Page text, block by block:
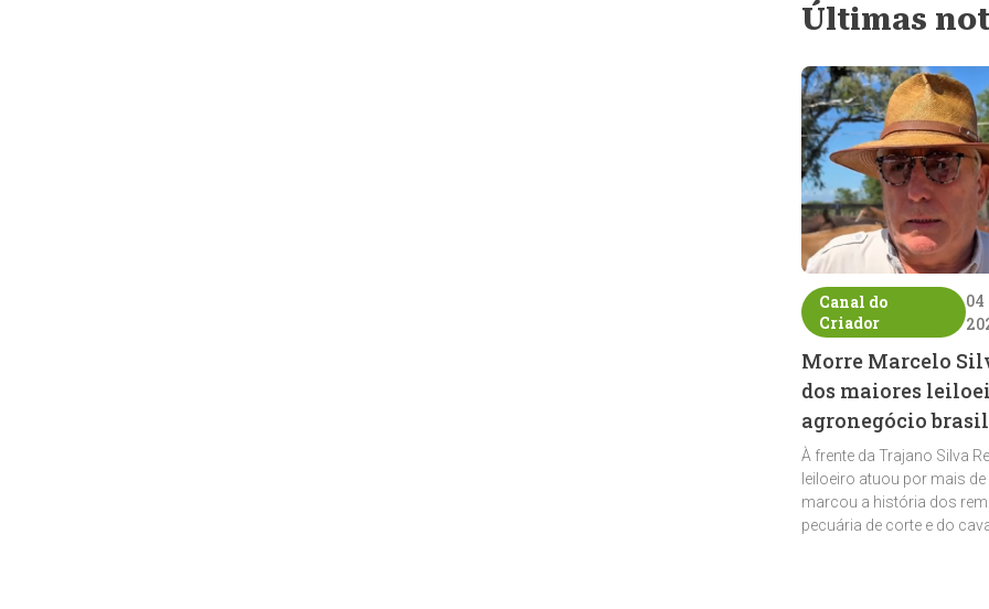
Últimas
Canal do
Criador
04
Morre Marcelo
dos maiores
agronegócio
À frente da Trajano Silva
leiloeiro atuou por mais
marcou a história dos
pecuária de corte e do